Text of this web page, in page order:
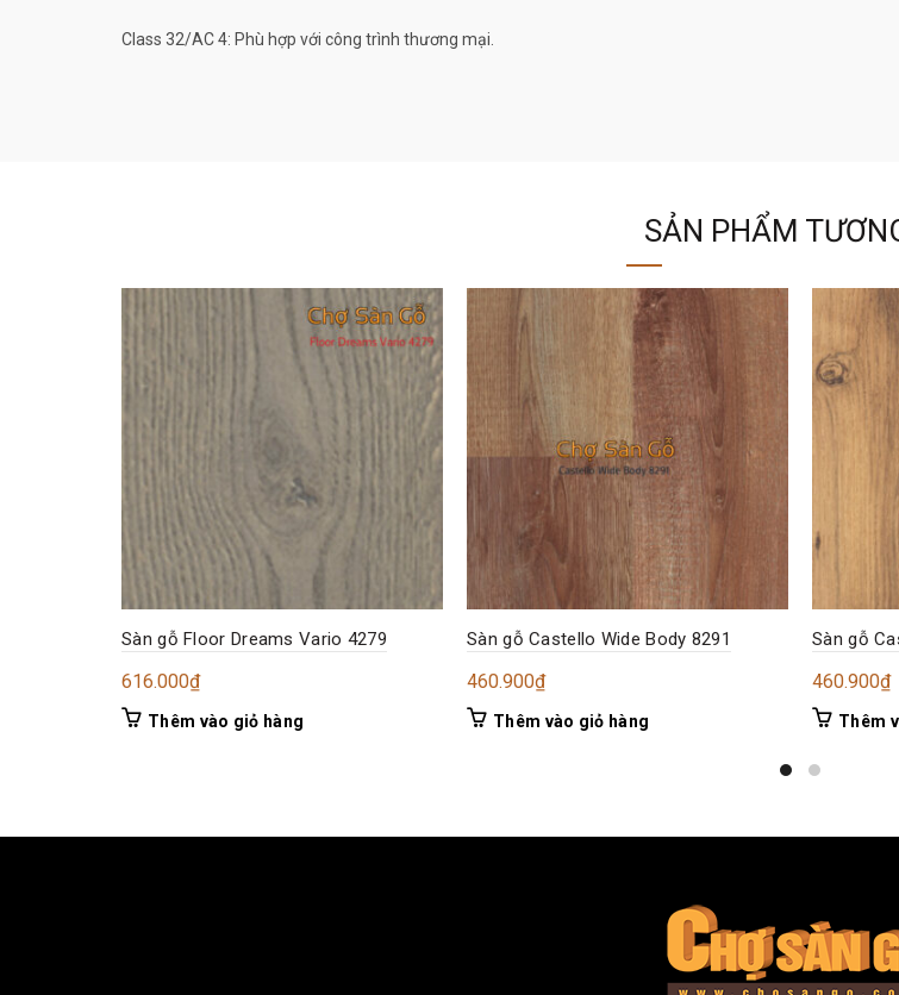
Class 32/AC 4: Phù hợp với công trình thương mại.
SẢN PHẨM
Sàn gỗ Floor Dreams Vario 4279
616.000₫
Thêm vào giỏ hàng
Sàn gỗ Castello Wide Body 8291
460.900₫
Thêm vào giỏ hàng
Sàn gỗ
460.900₫
Thêm